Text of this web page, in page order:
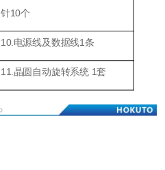
针10个
10.电源线及数据线1条
11.晶圆自动旋转系统 1套